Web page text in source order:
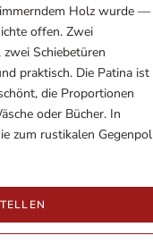
Holz wurde —
offen. Zwei
Schiebetüren
praktisch. Die Patina ist
die Proportionen
oder Bücher. In
zum rustikalen Gegenpol